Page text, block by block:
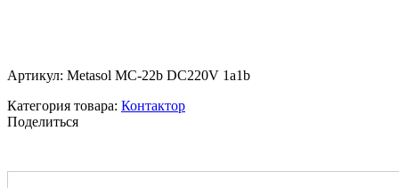
Артикул: Metasol MC-22b DC220V 1a1b
Категория товара: Контактор
Поделиться